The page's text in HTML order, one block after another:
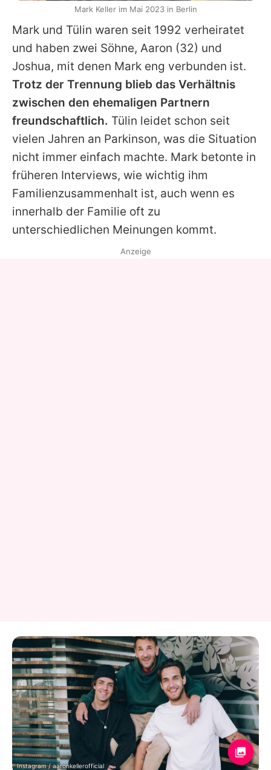
Mark und Tülin waren seit 1992 verheiratet
und haben zwei Söhne, Aaron (32) und
Joshua, mit denen Mark eng verbunden ist.
Trotz der Trennung blieb das Verhältnis
zwischen den ehemaligen Partnern
freundschaftlich. Tülin leidet schon seit
vielen Jahren an Parkinson, was die Situation
nicht immer einfach machte. Mark betonte in
früheren Interviews, wie wichtig ihm
Familienzusammenhalt ist, auch wenn es
innerhalb der Familie oft zu
unterschiedlichen Meinungen kommt.
Mark Keller im Mai 2023 in Berlin
Anzeige
Instagram / aaronkellerofficial